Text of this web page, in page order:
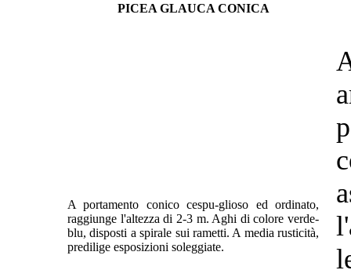
PICEA GLAUCA CONICA
A portamento conico cespu-glioso ed ordinato,
raggiunge l'altezza di 2-3 m. Aghi di colore verde-
blu, disposti a spirale sui rametti. A media rusticità,
predilige esposizioni soleggiate.